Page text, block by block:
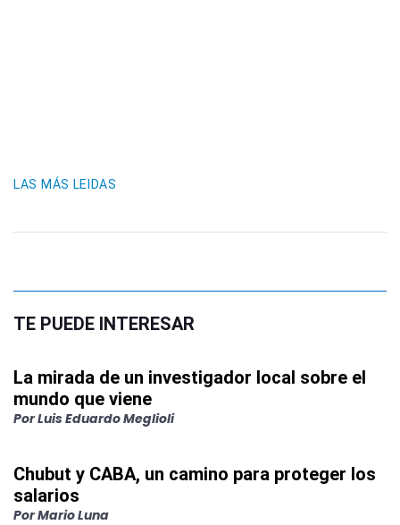
LAS MÁS LEIDAS
TE PUEDE INTERESAR
La mirada de un investigador local sobre el
mundo que viene
PorLuis Eduardo Meglioli
Chubut y CABA, un camino para proteger los
salarios
PorMario Luna